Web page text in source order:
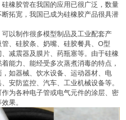
橡胶管在我国的应用已很广泛，数量
拓宽，我国已成为硅橡胶产品很具潜
以制作很多模型制品及工业配套产
、硅胶条、奶嘴、硅胶餐具、O型
减震器及膜片、药瓶塞等。由于硅橡
能力、能经受多次蒸煮消毒的特点，
如器械、饮水设备、运动器材、电
安防监控、汽车、工业机械设备等。
为各种电子管或电气元件的涂层、密
果。